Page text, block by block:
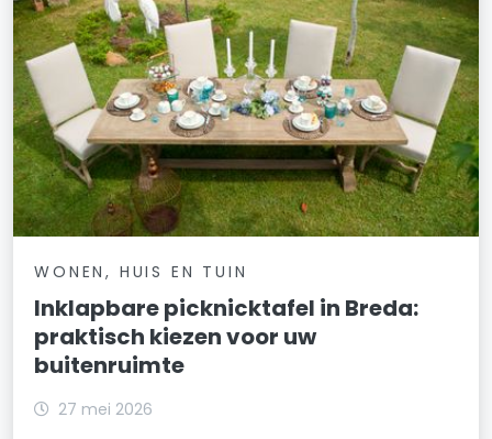
WONEN, HUIS EN TUIN
Inklapbare picknicktafel in Breda:
praktisch kiezen voor uw
buitenruimte
27 mei 2026